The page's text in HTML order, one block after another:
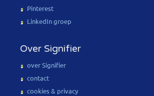
Pinterest
LinkedIn groep
Over Signifier
over Signifier
contact
cookies & privacy